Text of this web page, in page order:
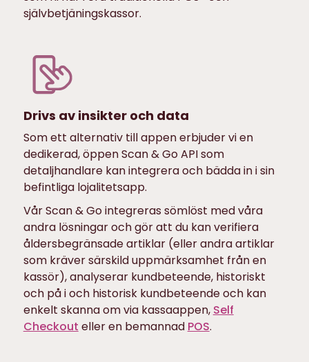
självbetjäningskassor.
Drivs av insikter och data
Som ett alternativ till appen erbjuder vi en
dedikerad, öppen Scan & Go API som
detaljhandlare kan integrera och bädda in i sin
befintliga lojalitetsapp.
Vår Scan & Go integreras sömlöst med våra
andra lösningar och gör att du kan verifiera
åldersbegränsade artiklar (eller andra artiklar
som kräver särskild uppmärksamhet från en
kassör), analyserar kundbeteende, historiskt
och på i och historisk kundbeteende och kan
enkelt skanna om via kassaappen, Self
Checkout eller en bemannad POS.